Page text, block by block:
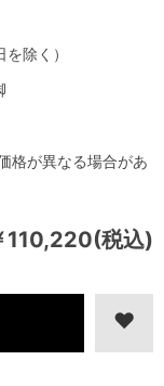
110,220(税込)
格が異なる場合があ
除く）